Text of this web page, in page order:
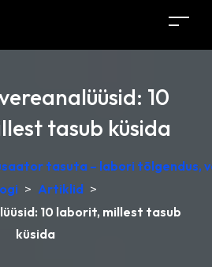
10
tasub küsida
tasuta – labori tõlgendus,
> Artiklid >
10 laborit, millest tasub
küsida